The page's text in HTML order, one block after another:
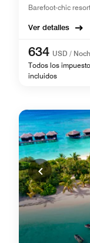
Barefoot-chic
Ver detalles
634 USD /
Todos los
incluidos